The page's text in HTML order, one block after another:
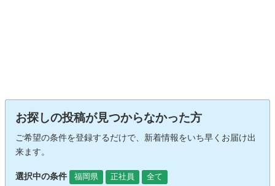
お探しの投稿が見つからなかった方
ご希望の条件を登録するだけで、新着情報をいち早くお届け出
来ます。
選択中の条件 福岡県 正社員 全て